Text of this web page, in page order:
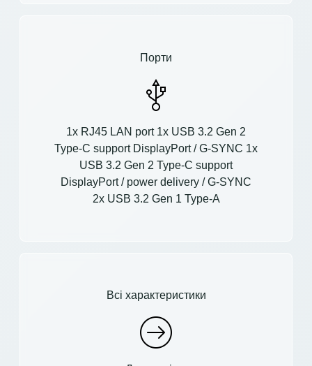
Порти
1x RJ45 LAN port 1x USB 3.2 Gen 2
Type-C support DisplayPort / G-SYNC 1x
USB 3.2 Gen 2 Type-C support
DisplayPort / power delivery / G-SYNC
2x USB 3.2 Gen 1 Type-A
Всі характеристики